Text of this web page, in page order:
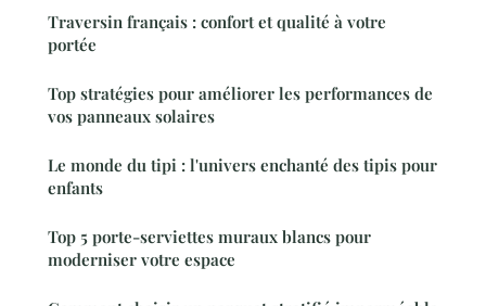
Traversin français : confort et qualité à votre
portée
Top stratégies pour améliorer les performances de
vos panneaux solaires
Le monde du tipi : l'univers enchanté des tipis pour
enfants
Top 5 porte-serviettes muraux blancs pour
moderniser votre espace